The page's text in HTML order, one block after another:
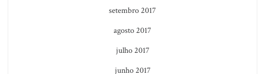
setembro 2017
agosto 2017
julho 2017
junho 2017